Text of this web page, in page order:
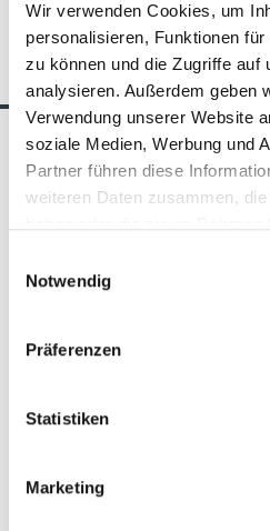
Wir verwenden Cookies, um
personalisieren, Funktionen
zu können und die Zugriffe auf
analysieren. Außerdem geben
Verwendung unserer Website
soziale Medien, Werbung und
Partner führen diese
weiteren Daten zusammen,
Notwendig
Präferenzen
Statistiken
Marketing
Die
Präsidentin